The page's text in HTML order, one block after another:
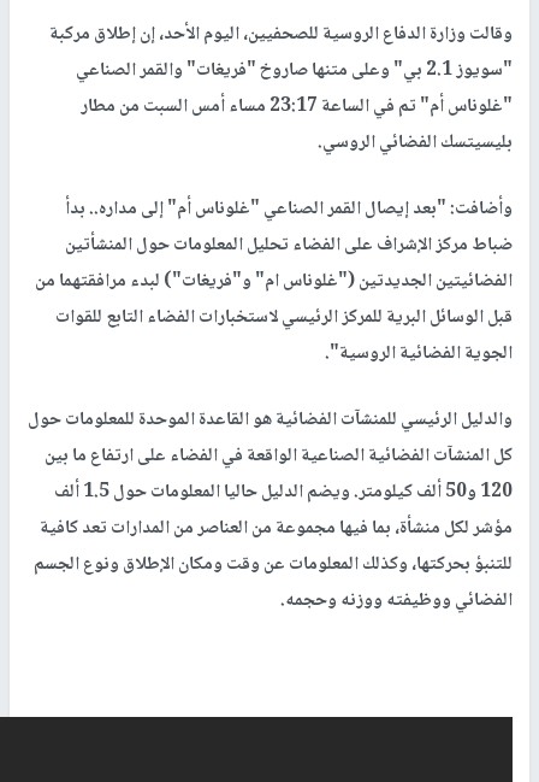
وقالت وزارة الدفاع الروسية للصحفيين، اليوم الأحد، إن إطلاق مركبة
"سويوز 2.1 بي" وعلى متنها صاروخ "فريغات" والقمر الصناعي
"غلوناس أم" تم في الساعة 23:17 مساء أمس السبت من مطار
بليسيتسك الفضائي الروسي.
وأضافت: "بعد إيصال القمر الصناعي "غلوناس أم" إلى مداره.. بدأ
ضباط مركز الإشراف على الفضاء تحليل المعلومات حول المنشأتين
الفضائيتين الجديدتين ("غلوناس ام" و"فريغات") لبدء مرافقتهما من
قبل الوسائل البرية للمركز الرئيسي لاستخبارات الفضاء التابع للقوات
الجوية الفضائية الروسية".
والدليل الرئيسي للمنشآت الفضائية هو القاعدة الموحدة للمعلومات حول
كل المنشآت الفضائية الصناعية الواقعة في الفضاء على ارتفاع ما بين
120 و50 ألف كيلومتر. ويضم الدليل حاليا المعلومات حول 1.5 ألف
مؤشر لكل منشأة، بما فيها مجموعة من العناصر من المدارات تعد كافية
للتنبؤ بحركتها، وكذلك المعلومات عن وقت ومكان الإطلاق ونوع الجسم
الفضائي ووظيفته ووزنه وحجمه.